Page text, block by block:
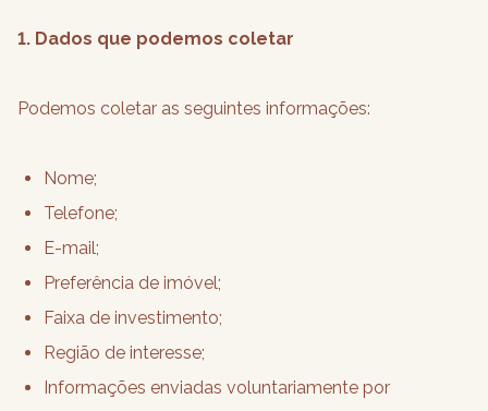
1. Dados que podemos coletar
Podemos coletar as seguintes informações:
Nome;
Telefone;
E-mail;
Preferência de imóvel;
Faixa de investimento;
Região de interesse;
Informações enviadas voluntariamente por